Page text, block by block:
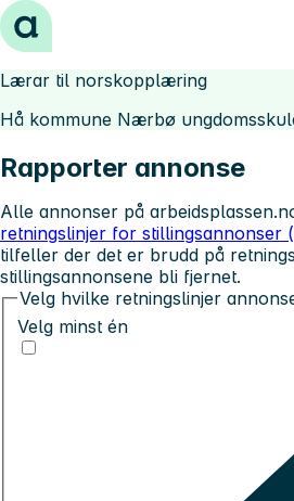
Hopp til innhold
Lærar til norskopplæring
Hå kommune Nærbø
Rapporter annonse
Alle annonser på
retningslinjer for stillingsannonser
tilfeller der det er brudd på
stillingsannonsene bli fjernet.
Velg hvilke retningslinjer
Velg minst én